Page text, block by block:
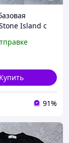
Island с
Купить
91%